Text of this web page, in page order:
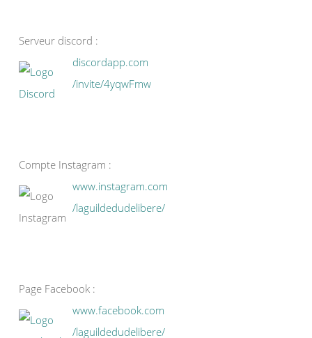
Serveur discord :
discordapp.com
/invite/4yqwFmw
Compte Instagram :
www.instagram.com
/laguildedudelibere/
Page Facebook :
www.facebook.com
/laguildedudelibere/